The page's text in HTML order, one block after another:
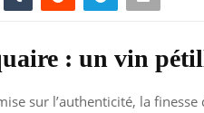
: un vin
sur l’authenticité, la